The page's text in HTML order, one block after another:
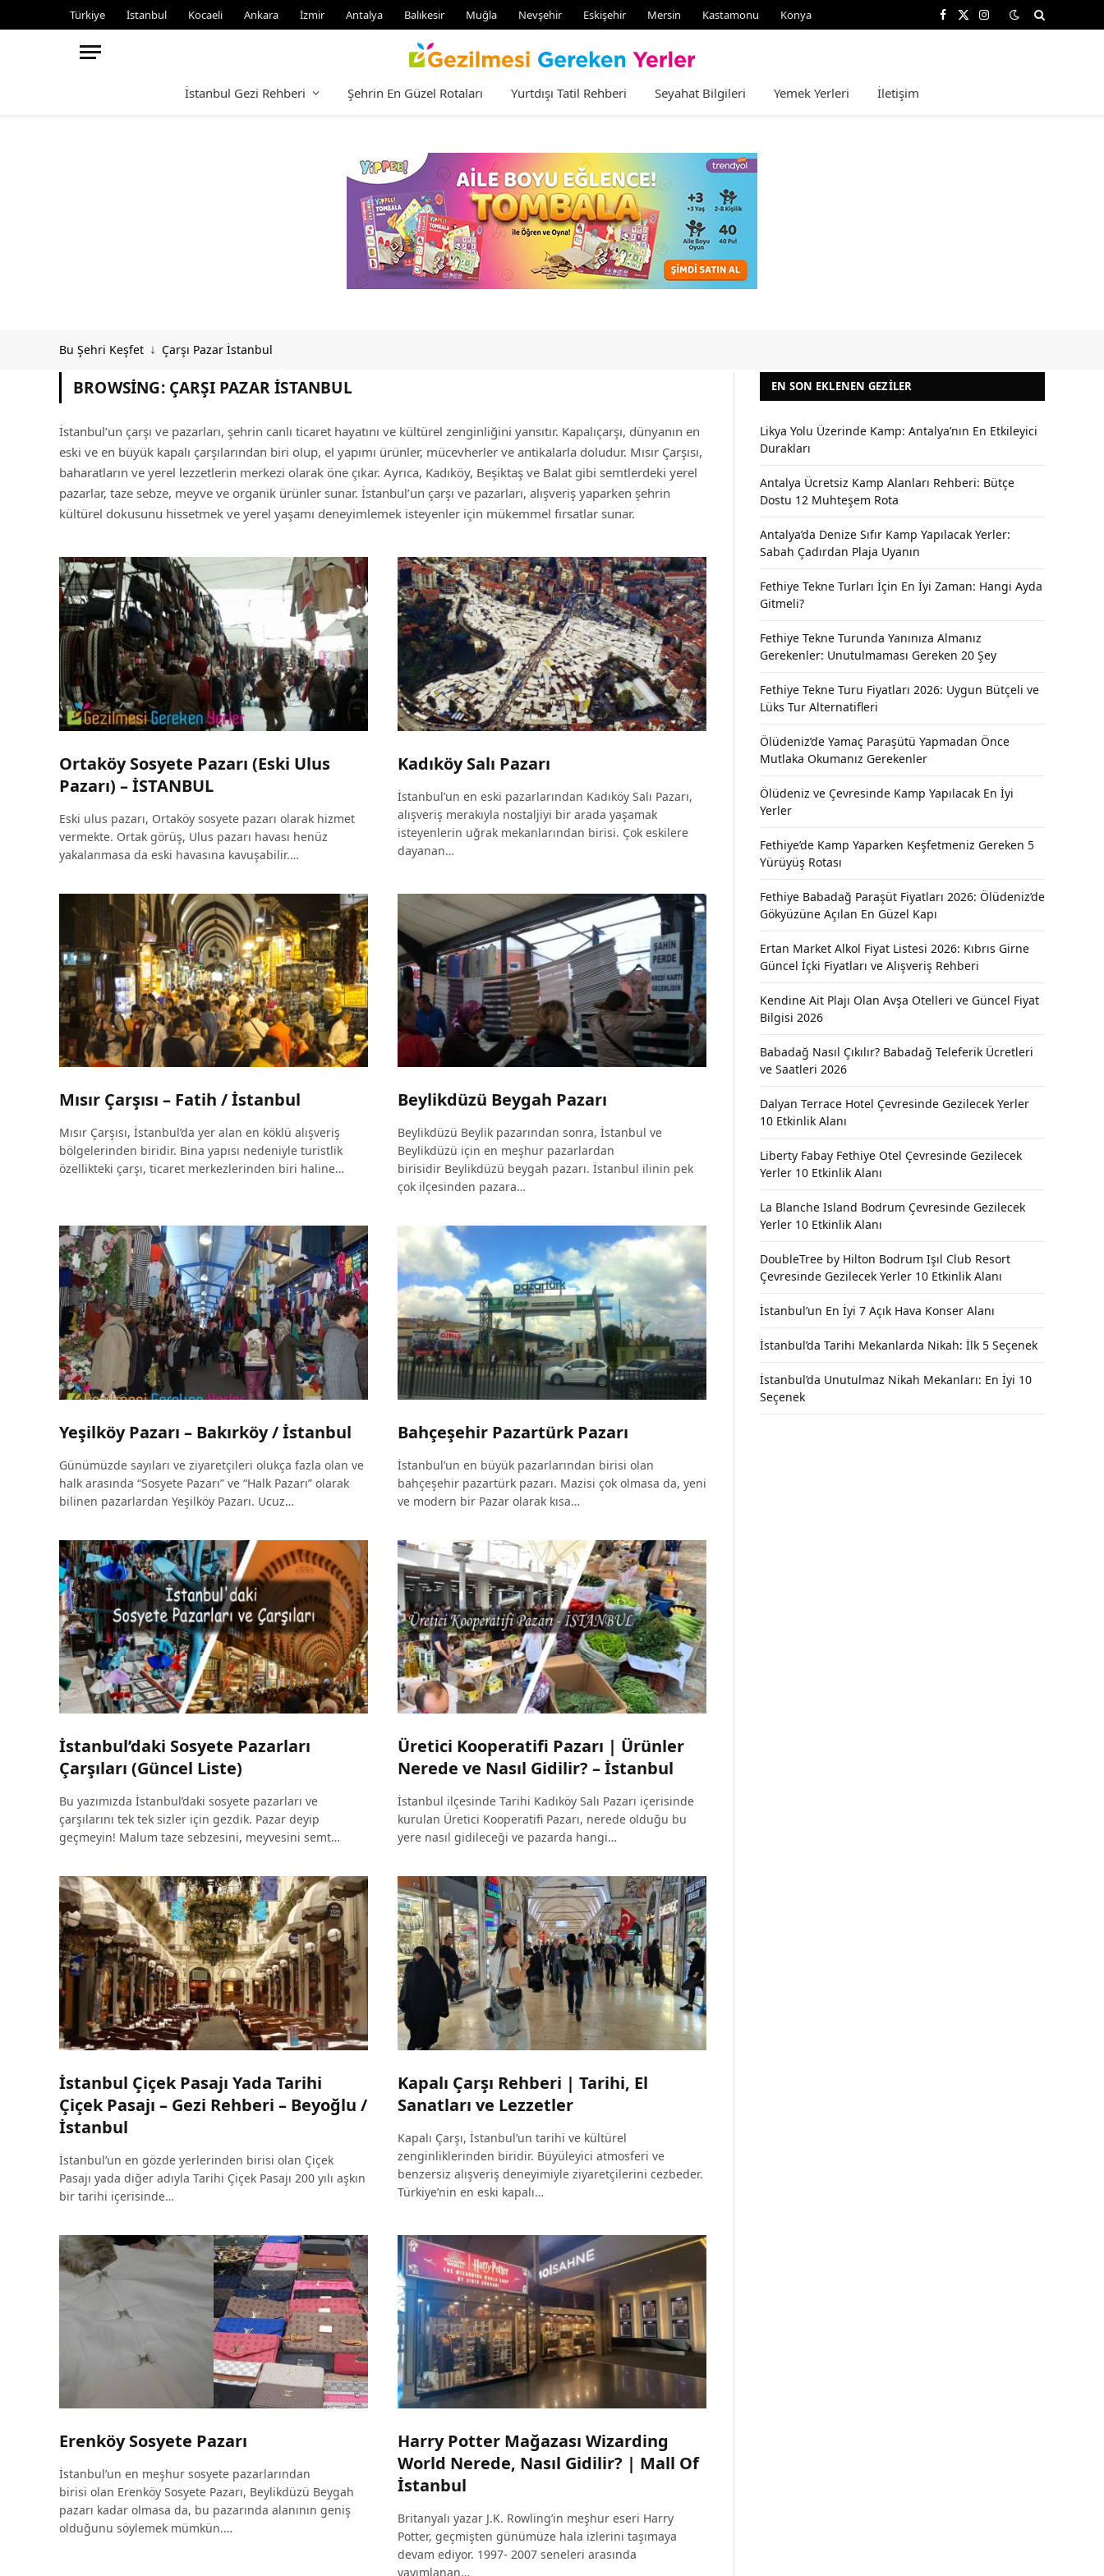
Türkiye İstanbul Kocaeli Ankara İzmir Antalya Balıkesir Muğla Nevşehir Eskişehir Mersin Kastamonu Konya Facebook
X
Instagram
İstanbul Gezi Rehberi Şehrin En Güzel Rotaları Yurtdışı Tatil Rehberi Seyahat Bilgileri Yemek Yerleri İletişim
Bu Şehri Keşfet ↓ Çarşı Pazar İstanbul
BROWSING: ÇARŞI PAZAR İSTANBUL
İstanbul’un çarşı ve pazarları, şehrin canlı ticaret hayatını ve kültürel zenginliğini yansıtır. Kapalıçarşı, dünyanın en
eski ve en büyük kapalı çarşılarından biri olup, el yapımı ürünler, mücevherler ve antikalarla doludur. Mısır Çarşısı,
baharatların ve yerel lezzetlerin merkezi olarak öne çıkar. Ayrıca, Kadıköy, Beşiktaş ve Balat gibi semtlerdeki yerel
pazarlar, taze sebze, meyve ve organik ürünler sunar. İstanbul’un çarşı ve pazarları, alışveriş yaparken şehrin
kültürel dokusunu hissetmek ve yerel yaşamı deneyimlemek isteyenler için mükemmel fırsatlar sunar.
Ortaköy Sosyete Pazarı (Eski Ulus
Pazarı) – İSTANBUL
Eski ulus pazarı, Ortaköy sosyete pazarı olarak hizmet
vermekte. Ortak görüş, Ulus pazarı havası henüz
yakalanmasa da eski havasına kavuşabilir.…
Kadıköy Salı Pazarı
İstanbul’un en eski pazarlarından Kadıköy Salı Pazarı,
alışveriş merakıyla nostaljiyi bir arada yaşamak
isteyenlerin uğrak mekanlarından birisi. Çok eskilere
dayanan…
Mısır Çarşısı – Fatih / İstanbul
Mısır Çarşısı, İstanbul’da yer alan en köklü alışveriş
bölgelerinden biridir. Bina yapısı nedeniyle turistlik
özellikteki çarşı, ticaret merkezlerinden biri haline…
Beylikdüzü Beygah Pazarı
Beylikdüzü Beylik pazarından sonra, İstanbul ve
Beylikdüzü için en meşhur pazarlardan
birisidir Beylikdüzü beygah pazarı. İstanbul ilinin pek
çok ilçesinden pazara…
Yeşilköy Pazarı – Bakırköy / İstanbul
Günümüzde sayıları ve ziyaretçileri olukça fazla olan ve
halk arasında “Sosyete Pazarı” ve “Halk Pazarı” olarak
bilinen pazarlardan Yeşilköy Pazarı. Ucuz…
Bahçeşehir Pazartürk Pazarı
İstanbul’un en büyük pazarlarından birisi olan
bahçeşehir pazartürk pazarı. Mazisi çok olmasa da, yeni
ve modern bir Pazar olarak kısa…
İstanbul’daki Sosyete Pazarları
Çarşıları (Güncel Liste)
Bu yazımızda İstanbul’daki sosyete pazarları ve
çarşılarını tek tek sizler için gezdik. Pazar deyip
geçmeyin! Malum taze sebzesini, meyvesini semt…
Üretici Kooperatifi Pazarı | Ürünler
Nerede ve Nasıl Gidilir? – İstanbul
İstanbul ilçesinde Tarihi Kadıköy Salı Pazarı içerisinde
kurulan Üretici Kooperatifi Pazarı, nerede olduğu bu
yere nasıl gidileceği ve pazarda hangi…
İstanbul Çiçek Pasajı Yada Tarihi
Çiçek Pasajı – Gezi Rehberi – Beyoğlu /
İstanbul
İstanbul’un en gözde yerlerinden birisi olan Çiçek
Pasajı yada diğer adıyla Tarihi Çiçek Pasajı 200 yılı aşkın
bir tarihi içerisinde…
Kapalı Çarşı Rehberi | Tarihi, El
Sanatları ve Lezzetler
Kapalı Çarşı, İstanbul’un tarihi ve kültürel
zenginliklerinden biridir. Büyüleyici atmosferi ve
benzersiz alışveriş deneyimiyle ziyaretçilerini cezbeder.
Türkiye’nin en eski kapalı…
Erenköy Sosyete Pazarı
İstanbul’un en meşhur sosyete pazarlarından
birisi olan Erenköy Sosyete Pazarı, Beylikdüzü Beygah
pazarı kadar olmasa da, bu pazarında alanının geniş
olduğunu söylemek mümkün.…
Harry Potter Mağazası Wizarding
World Nerede, Nasıl Gidilir? | Mall Of
İstanbul
Britanyalı yazar J.K. Rowling’in meşhur eseri Harry
Potter, geçmişten günümüze hala izlerini taşımaya
devam ediyor. 1997- 2007 seneleri arasında
yayımlanan…
EN SON EKLENEN GEZILER
Likya Yolu Üzerinde Kamp: Antalya’nın En Etkileyici
Durakları
Antalya Ücretsiz Kamp Alanları Rehberi: Bütçe
Dostu 12 Muhteşem Rota
Antalya’da Denize Sıfır Kamp Yapılacak Yerler:
Sabah Çadırdan Plaja Uyanın
Fethiye Tekne Turları İçin En İyi Zaman: Hangi Ayda
Gitmeli?
Fethiye Tekne Turunda Yanınıza Almanız
Gerekenler: Unutulmaması Gereken 20 Şey
Fethiye Tekne Turu Fiyatları 2026: Uygun Bütçeli ve
Lüks Tur Alternatifleri
Ölüdeniz’de Yamaç Paraşütü Yapmadan Önce
Mutlaka Okumanız Gerekenler
Ölüdeniz ve Çevresinde Kamp Yapılacak En İyi
Yerler
Fethiye’de Kamp Yaparken Keşfetmeniz Gereken 5
Yürüyüş Rotası
Fethiye Babadağ Paraşüt Fiyatları 2026: Ölüdeniz’de
Gökyüzüne Açılan En Güzel Kapı
Ertan Market Alkol Fiyat Listesi 2026: Kıbrıs Girne
Güncel İçki Fiyatları ve Alışveriş Rehberi
Kendine Ait Plajı Olan Avşa Otelleri ve Güncel Fiyat
Bilgisi 2026
Babadağ Nasıl Çıkılır? Babadağ Teleferik Ücretleri
ve Saatleri 2026
Dalyan Terrace Hotel Çevresinde Gezilecek Yerler
10 Etkinlik Alanı
Liberty Fabay Fethiye Otel Çevresinde Gezilecek
Yerler 10 Etkinlik Alanı
La Blanche Island Bodrum Çevresinde Gezilecek
Yerler 10 Etkinlik Alanı
DoubleTree by Hilton Bodrum Işıl Club Resort
Çevresinde Gezilecek Yerler 10 Etkinlik Alanı
İstanbul’un En İyi 7 Açık Hava Konser Alanı
İstanbul’da Tarihi Mekanlarda Nikah: İlk 5 Seçenek
İstanbul’da Unutulmaz Nikah Mekanları: En İyi 10
Seçenek